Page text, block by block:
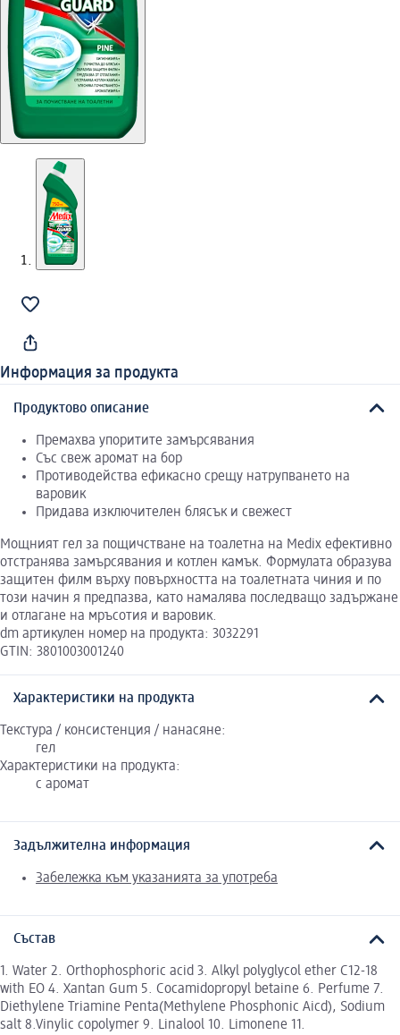
Информация за продукта
Продуктово описание
Премахва упоритите замърсявания
Със свеж аромат на бор
Противодейства ефикасно срещу натрупването на
варовик
Придава изключителен блясък и свежест
Мощният гел за пощичстване на тоалетна на Medix ефективно
отстранява замърсявания и котлен камък. Формулата образува
защитен филм върху повърхността на тоалетната чиния и по
този начин я предпазва, като намалява последващо задържане
и отлагане на мръсотия и варовик.
dm артикулен номер на продукта: 3032291
GTIN: 3801003001240
Характеристики на продукта
Текстура / консистенция / нанасяне:
гел
Характеристики на продукта:
с аромат
Задължителна информация
Забележка към указанията за употреба
Състав
1. Water 2. Оrthophosphoric acid 3. Alkyl polyglycol ether C12-18
with EO 4. Xantan Gum 5. Cocamidopropyl betaine 6. Perfume 7.
Diethylene Triamine Penta(Methylene Phosphonic Aicd), Sodium
salt 8.Vinylic copolymer 9. Linalool 10. Limonene 11.